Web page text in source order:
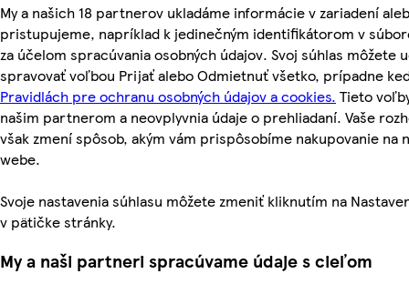
My a našich 18 partnerov ukladáme informácie v zariadení
pristupujeme, napríklad k jedinečným identifikátorom v
za účelom spracúvania osobných údajov. Svoj súhlas môžete
spravovať voľbou Prijať alebo Odmietnuť všetko, prípadne
Pravidlách pre ochranu osobných údajov a cookies. Tieto
našim partnerom a neovplyvnia údaje o prehliadaní. Vaše
však zmení spôsob, akým vám prispôsobíme nakupovanie na
webe.
Svoje nastavenia súhlasu môžete zmeniť kliknutím na
v pätičke stránky.
My a naši partneri spracúvame údaje s cieľom